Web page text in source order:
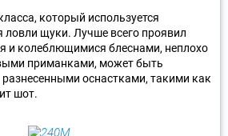
который используется
ловли щуки. Лучше всего проявил
и колеблющимися блеснами, неплохо
приманками, может быть
оснастками, такими как
шот.